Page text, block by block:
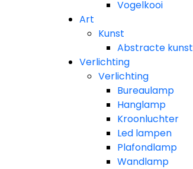
Vogelkooi
Art
Kunst
Abstracte kunst
Verlichting
Verlichting
Bureaulamp
Hanglamp
Kroonluchter
Led lampen
Plafondlamp
Wandlamp